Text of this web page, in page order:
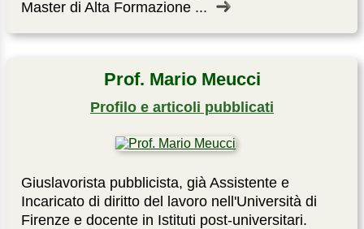
Master di Alta Formazione ...
Prof. Mario Meucci
Profilo e articoli pubblicati
Giuslavorista pubblicista, già Assistente e
Incaricato di diritto del lavoro nell'Università di
Firenze e docente in Istituti post-universitari.